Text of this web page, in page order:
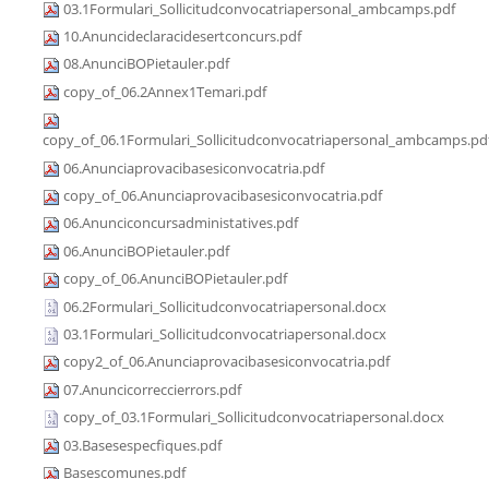
03.1Formulari_Sollicitudconvocatriapersonal_ambcamps.pdf
10.Anuncideclaracidesertconcurs.pdf
08.AnunciBOPietauler.pdf
copy_of_06.2Annex1Temari.pdf
06.Anunciaprovacibasesiconvocatria.pdf
copy_of_06.Anunciaprovacibasesiconvocatria.pdf
06.Anunciconcursadministatives.pdf
06.AnunciBOPietauler.pdf
copy_of_06.AnunciBOPietauler.pdf
06.2Formulari_Sollicitudconvocatriapersonal.docx
03.1Formulari_Sollicitudconvocatriapersonal.docx
copy2_of_06.Anunciaprovacibasesiconvocatria.pdf
07.Anuncicorreccierrors.pdf
copy_of_03.1Formulari_Sollicitudconvocatriapersonal.docx
03.Basesespecfiques.pdf
Basescomunes.pdf